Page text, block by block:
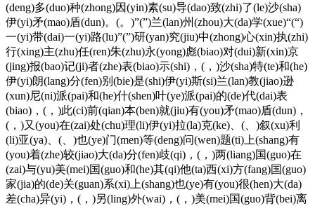
(deng)多(duo)种(zhong)因(yin)素(su)导(dao)致(zhi)了(le)沙(sha)
伊(yi)矛(mao)盾(dun)。(。)”(”)兰(lan)州(zhou)大(da)学(xue)“(“)
一(yi)带(dai)一(yi)路(lu)”(”)研(yan)究(jiu)中(zhong)心(xin)执(zhi)
行(xing)主(zhu)任(ren)朱(zhu)永(yong)彪(biao)对(dui)新(xin)京
(jing)报(bao)记(ji)者(zhe)表(biao)示(shi)，(，)沙(sha)特(te)和(he)
伊(yi)朗(lang)分(fen)别(bie)是(shi)伊(yi)斯(si)兰(lan)教(jiao)逊
(xun)尼(ni)派(pai)和(he)什(shen)叶(ye)派(pai)的(de)代(dai)表
(biao)，(，)此(ci)前(qian)本(ben)就(jiu)有(you)矛(mao)盾(dun)，
(，)又(you)在(zai)处(chu)理(li)伊(yi)拉(la)克(ke)、(、)叙(xu)利
(li)亚(ya)、(、)也(ye)门(men)等(deng)问(wen)题(ti)上(shang)有
(you)着(zhe)较(jiao)大(da)分(fen)歧(qi)，(，)两(liang)国(guo)在
(zai)与(yu)美(mei)国(guo)和(he)其(qi)他(ta)西(xi)方(fang)国(guo)
家(jia)的(de)关(guan)系(xi)上(shang)也(ye)有(you)很(hen)大(da)
差(cha)异(yi)，(，)另(ling)外(wai)，(，)美(mei)国(guo)背(bei)离